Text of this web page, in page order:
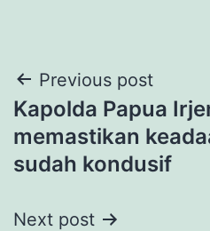
Post
navigation
Previous post
Kapolda Papua
memastikan
sudah kondusif
Next post